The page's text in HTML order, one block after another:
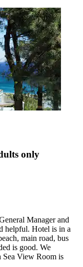
only
Manager and
helpful. Hotel is in a
main road, bus
is good. We
Sea View Room is